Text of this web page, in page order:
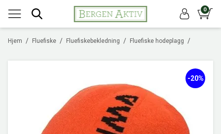
0
/
Hjem /
Fluefiske /
Fluefiskebekledning /
Fluefiske hodeplagg
-20%